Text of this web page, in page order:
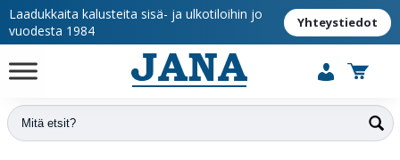
Laadukkaita kalusteita sisä- ja ulkotiloihin jo
vuodesta 1984
Yhteystiedot